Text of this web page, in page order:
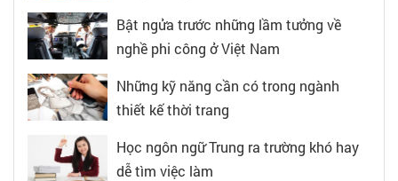
Bật ngửa trước những lầm tưởng về
nghề phi công ở Việt Nam
Những kỹ năng cần có trong ngành
thiết kế thời trang
Học ngôn ngữ Trung ra trường khó hay
dễ tìm việc làm